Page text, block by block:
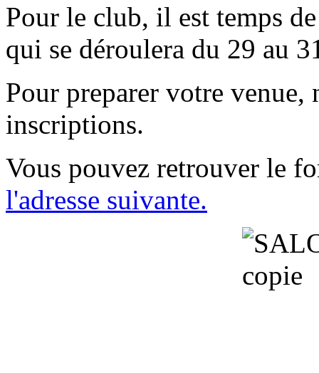
Pour le club, il est temps
qui se déroulera du 29 au
Pour preparer votre venue,
inscriptions.
Vous pouvez retrouver le
l'adresse suivante.